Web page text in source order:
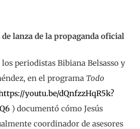
lanza de la propaganda oficial
periodistas Bibiana Belsasso y
en el programa Todo
youtu.be/dQnfzzHqR5k?
) documentó cómo Jesús
coordinador de asesores